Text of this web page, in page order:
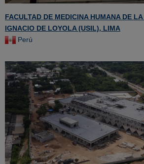
FACULTAD DE MEDICINA HUMANA DE
IGNACIO DE LOYOLA (USIL), LIMA
Perú